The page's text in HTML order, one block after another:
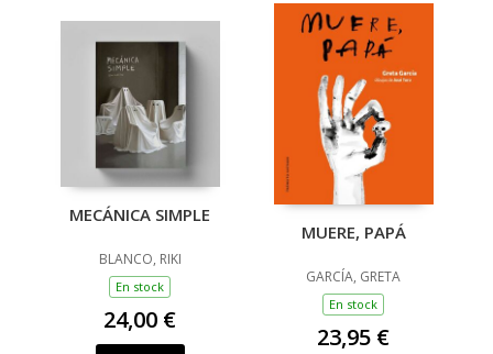
MECÁNICA SIMPLE
BLANCO, RIKI
En stock
24,00 €
MUERE, PAPÁ
GARCÍA, GRETA
En stock
23,95 €